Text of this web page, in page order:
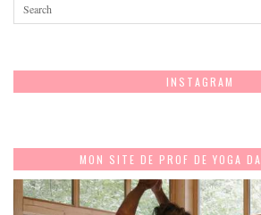
INSTAGRAM
MON SITE DE PROF DE YOGA